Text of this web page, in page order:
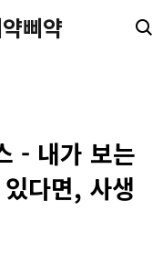
삐약
- 내가 보는
다면, 사생